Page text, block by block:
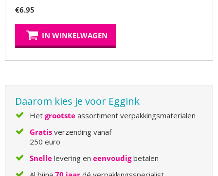
€6.95
IN WINKELWAGEN
Daarom kies je voor Eggink
Het grootste assortiment verpakkingsmaterialen
Gratis verzending vanaf
250 euro
Snelle levering en eenvoudigbetalen